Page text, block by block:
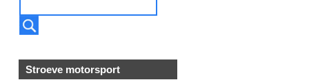
Stroeve motorsport